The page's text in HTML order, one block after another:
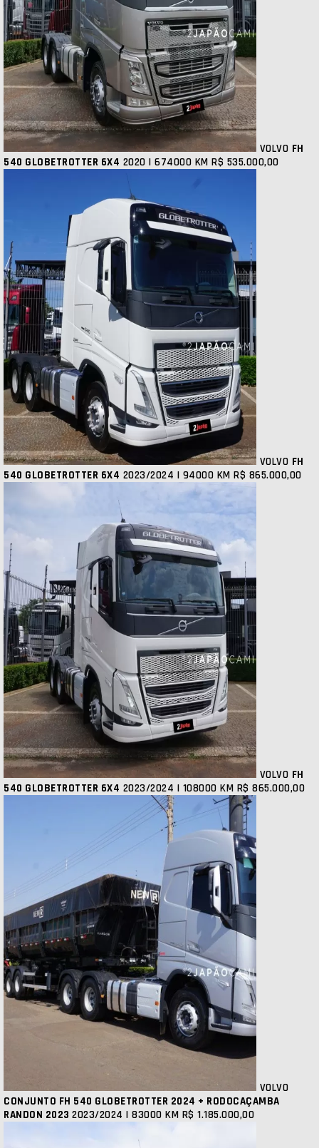
VOLVO FH
540 GLOBETROTTER 6X4 2020 | 674000 KM R$ 535.000,00
VOLVO FH
540 GLOBETROTTER 6X4 2023/2024 | 94000 KM R$ 865.000,00
VOLVO FH
540 GLOBETROTTER 6X4 2023/2024 | 108000 KM R$ 865.000,00
VOLVO
CONJUNTO FH 540 GLOBETROTTER 2024 + RODOCAÇAMBA
RANDON 2023 2023/2024 | 83000 KM R$ 1.185.000,00